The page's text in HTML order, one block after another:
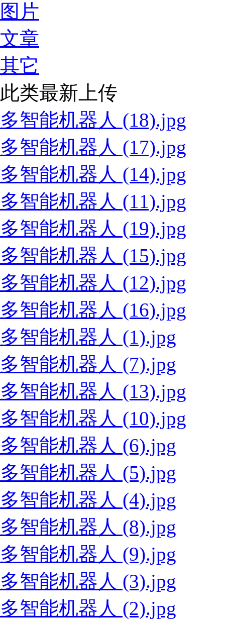
图片
文章
其它
此类最新上传
多智能机器人 (18).jpg
多智能机器人 (17).jpg
多智能机器人 (14).jpg
多智能机器人 (11).jpg
多智能机器人 (19).jpg
多智能机器人 (15).jpg
多智能机器人 (12).jpg
多智能机器人 (16).jpg
多智能机器人 (1).jpg
多智能机器人 (7).jpg
多智能机器人 (13).jpg
多智能机器人 (10).jpg
多智能机器人 (6).jpg
多智能机器人 (5).jpg
多智能机器人 (4).jpg
多智能机器人 (8).jpg
多智能机器人 (9).jpg
多智能机器人 (3).jpg
多智能机器人 (2).jpg